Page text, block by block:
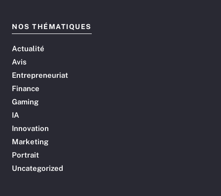
NOS THÉMATIQUES
Actualité
Avis
Entrepreneuriat
Finance
Gaming
IA
Innovation
Marketing
Portrait
Uncategorized